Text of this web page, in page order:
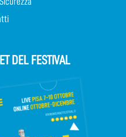
DEL FESTIVAL